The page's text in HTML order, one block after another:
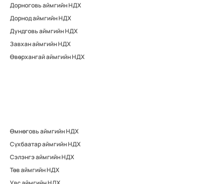
Дорноговь аймгийн НДХ
Дорнод аймгийн НДХ
Дундговь аймгийн НДХ
Завхан аймгийн НДХ
Өвөрхангай аймгийн НДХ
Өмнөговь аймгийн НДХ
Сүхбаатар аймгийн НДХ
Сэлэнгэ аймгийн НДХ
Төв аймгийн НДХ